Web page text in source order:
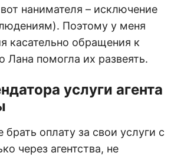
нанимателя – исключение
Поэтому у меня
касательно обращения к
Лана помогла их развеять.
услуги агента
брать оплату за свои услуги с
через агентства, не